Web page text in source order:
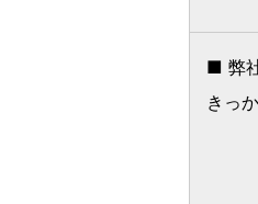
■ 弊
きっ